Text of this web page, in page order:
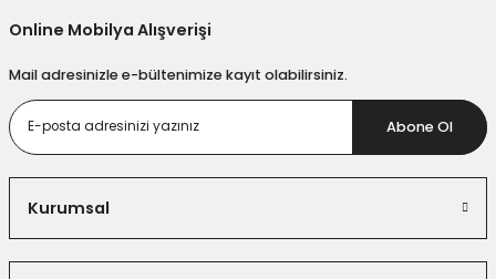
Fiyatı çok uygun
Fiyatı uygun olduğu için sipariş geçmiştim. Ama ürün geldikten sonra
Muhammet Emre | 16/05/2018
Online Mobilya Alışverişi
Mail adresinizle e-bültenimize kayıt olabilirsiniz.
Abone Ol
Kurumsal